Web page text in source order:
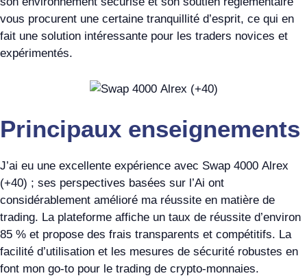
vous procurent une certaine tranquillité d’esprit, ce qui en
fait une solution intéressante pour les traders novices et
expérimentés.
Principaux enseignements
J’ai eu une excellente expérience avec Swap 4000 Alrex
(+40) ; ses perspectives basées sur l’Ai ont
considérablement amélioré ma réussite en matière de
trading. La plateforme affiche un taux de réussite d’environ
85 % et propose des frais transparents et compétitifs. La
facilité d’utilisation et les mesures de sécurité robustes en
font mon go-to pour le trading de crypto-monnaies.